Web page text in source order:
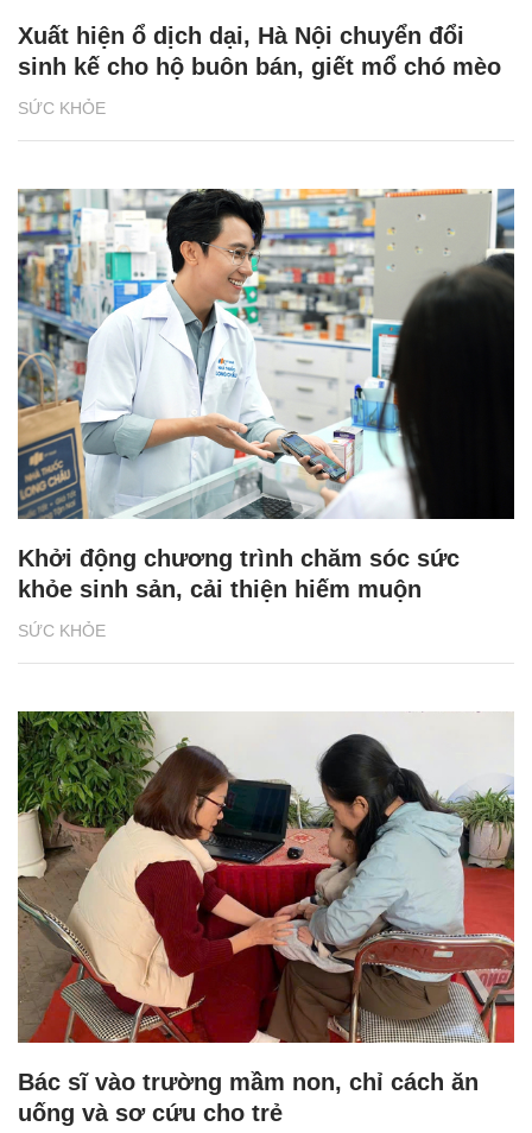
SỨC KHỎE
Xuất hiện ổ dịch dại, Hà Nội chuyển đổi
sinh kế cho hộ buôn bán, giết mổ chó mèo
SỨC KHỎE
Khởi động chương trình chăm sóc sức
khỏe sinh sản, cải thiện hiếm muộn
Bác sĩ vào trường mầm non, chỉ cách ăn
uống và sơ cứu cho trẻ